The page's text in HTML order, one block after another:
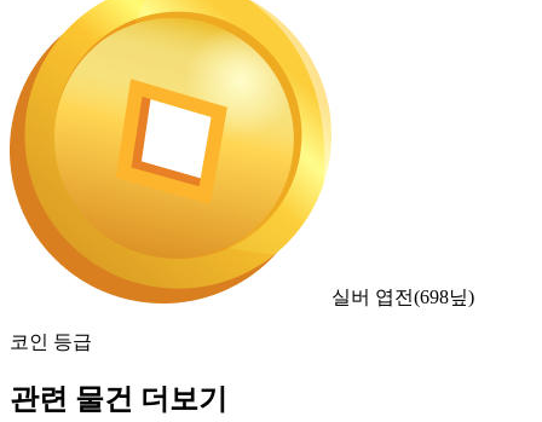
실버 엽전(698닢)
코인 등급
관련 물건 더보기